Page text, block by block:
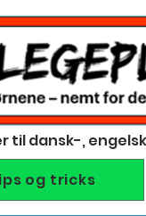
til dansk-,
og tricks